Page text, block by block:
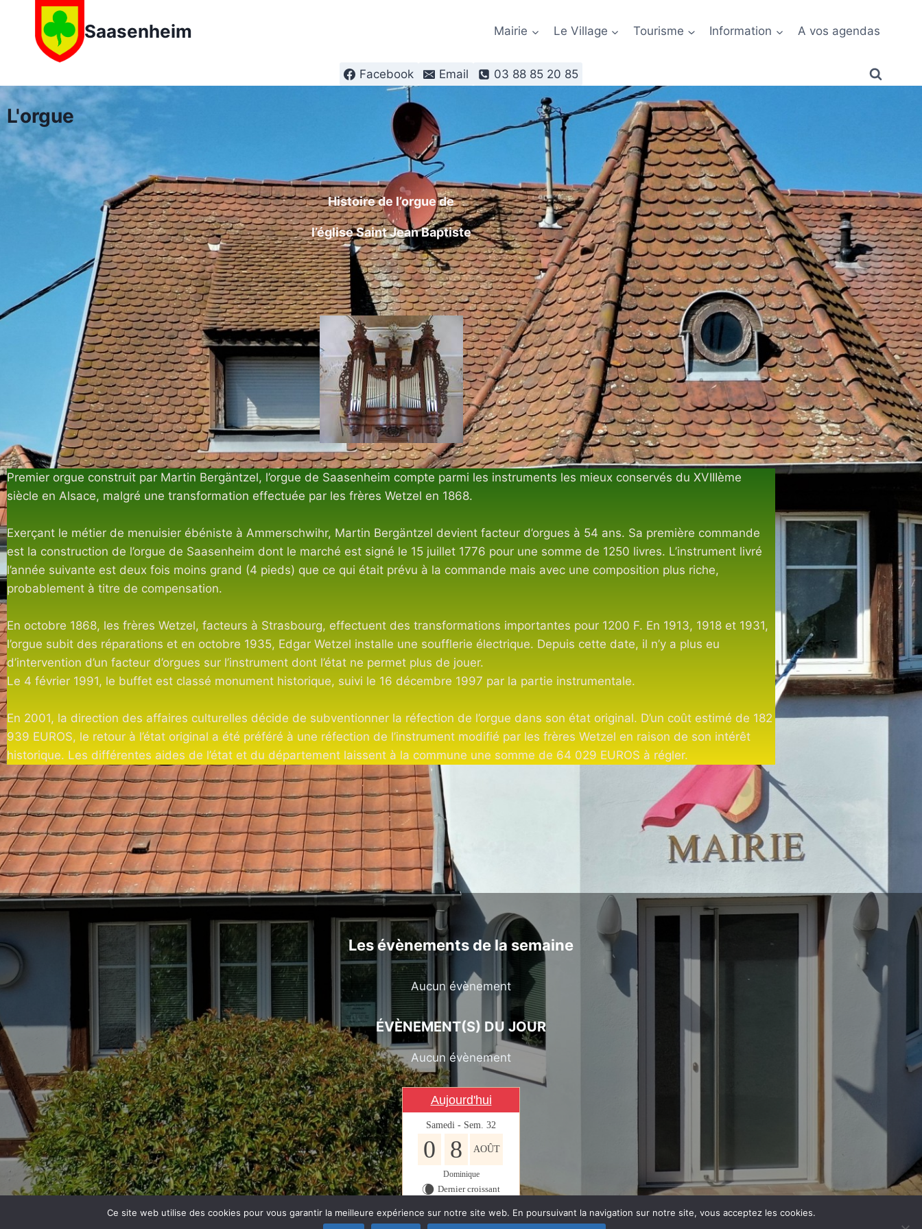
Saasenheim Mairie Le Village Tourisme Information A vos agendas
Facebook Email 03 88 85 20 85
L'orgue
Histoire de l’orgue de
l’église Saint Jean Baptiste
Premier orgue construit par Martin Bergäntzel, l’orgue de Saasenheim compte parmi les instruments les mieux conservés du XVIIIème
siècle en Alsace, malgré une transformation effectuée par les frères Wetzel en 1868.
Exerçant le métier de menuisier ébéniste à Ammerschwihr, Martin Bergäntzel devient facteur d’orgues à 54 ans. Sa première commande
est la construction de l’orgue de Saasenheim dont le marché est signé le 15 juillet 1776 pour une somme de 1250 livres. L’instrument livré
l’année suivante est deux fois moins grand (4 pieds) que ce qui était prévu à la commande mais avec une composition plus riche,
probablement à titre de compensation.
En octobre 1868, les frères Wetzel, facteurs à Strasbourg, effectuent des transformations importantes pour 1200 F. En 1913, 1918 et 1931,
l’orgue subit des réparations et en octobre 1935, Edgar Wetzel installe une soufflerie électrique. Depuis cette date, il n’y a plus eu
d’intervention d’un facteur d’orgues sur l’instrument dont l’état ne permet plus de jouer.
Le 4 février 1991, le buffet est classé monument historique, suivi le 16 décembre 1997 par la partie instrumentale.
En 2001, la direction des affaires culturelles décide de subventionner la réfection de l’orgue dans son état original. D’un coût estimé de 182
939 EUROS, le retour à l’état original a été préféré à une réfection de l’instrument modifié par les frères Wetzel en raison de son intérêt
historique. Les différentes aides de l’état et du département laissent à la commune une somme de 64 029 EUROS à régler.
Les évènements de la semaine
Aucun évènement
ÉVÈNEMENT(S) DU JOUR
Aucun évènement
Aujourd'hui
Samedi - Sem. 32
0 8 AOÛT
Dominique
W Dernier croissant
Ce site web utilise des cookies pour vous garantir la meilleure expérience sur notre site web. En poursuivant la navigation sur notre site, vous acceptez les cookies.